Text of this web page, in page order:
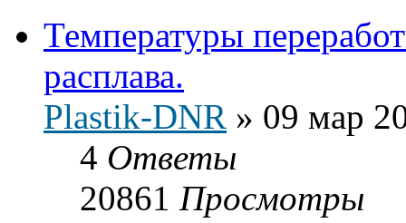
Температуры
расплава.
Plastik-DNR » 09 мар
4 Ответы
20861 Просмотры